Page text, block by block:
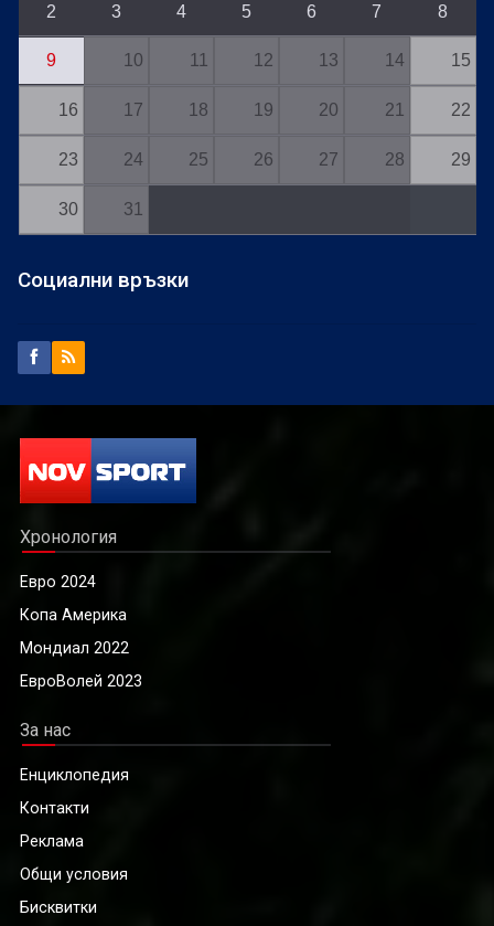
2 3 4 5 6 7 8
9 10 11 12 13 14 15
16 17 18 19 20 21 22
23 24 25 26 27 28 29
30 31
Социални връзки
Хронология
Евро 2024
Копа Америка
Мондиал 2022
ЕвроВолей 2023
За нас
Енциклопедия
Контакти
Реклама
Общи условия
Бисквитки